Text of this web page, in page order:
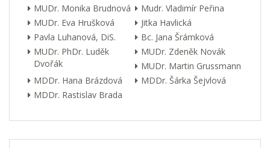
MUDr. Monika Brudnová
Mudr. Vladimír Peřina
MUDr. Eva Hrušková
Jitka Havlická
Pavla Luhanová, DiS.
Bc. Jana Šrámková
MUDr. PhDr. Luděk
Dvořák
MUDr. Zdeněk Novák
MUDr. Martin Grussmann
MDDr. Hana Brázdová
MDDr. Šárka Šejvlová
MDDr. Rastislav Brada